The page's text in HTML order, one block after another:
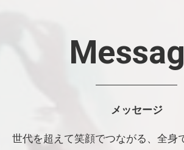
メッセージ
世代を超えて笑顔でつながる、全身